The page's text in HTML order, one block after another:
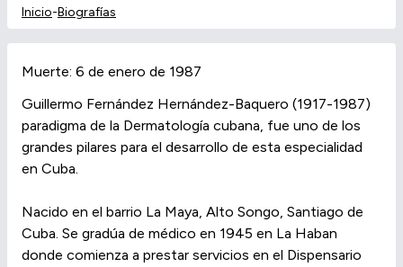
Inicio-Biografías
Muerte: 6 de enero de 1987
Guillermo Fernández Hernández-Baquero (1917-1987)
paradigma de la Dermatología cubana, fue uno de los
grandes pilares para el desarrollo de esta especialidad
en Cuba.
Nacido en el barrio La Maya, Alto Songo, Santiago de
Cuba. Se gradúa de médico en 1945 en La Haban
donde comienza a prestar servicios en el Dispensario